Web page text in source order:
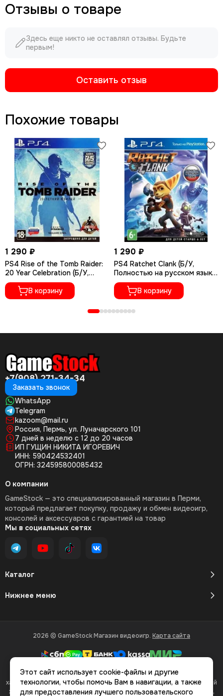
Отзывы о товаре
Здесь еще никто не оставлял отзывы. Будьте
первым!
Оставить отзыв
Похожие товары
1 290 ₽
PS4 Rise of the Tomb Raider:
20 Year Celebration (Б/У,
Полностью на русском языке,
CUSA-05716)
В корзину
1 290 ₽
PS4 Ratchet Сlank (Б/У,
Полностью на русском языке,
CUSA-01073)
В корзину
+7(908) 271-34-34
Заказать звонок
WhatsApp
Telegram
kazoom@mail.ru
Россия, Пермь, ул. Луначарского 101
7 дней в неделю с 12 до 20 часов
ИП ГУЩИН НИКИТА ИГОРЕВИЧ
ИНН: 590424532401
ОГРН: 324595800085432
Каталог
Нижнее меню
О компании
GameStock — это специализированный магазин в Перми,
который предлагает покупку, продажу и обмен видеоигр,
консолей и аксессуаров с гарантией на товар
Мы в социальных сетях
2026 © GameStock Магазин видеоигр. Карта сайта
Вся представленная на сайте информация, касающаяся
характеристик, стоимости товаров и услуг, носит информационный
характер и ни при каких условиях не является публичной офертой,
Этот сайт использует cookie-файлы и другие
технологии, чтобы помочь Вам в навигации, а также
для предоставления лучшего пользовательского